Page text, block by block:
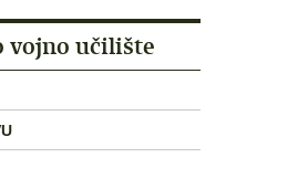
vojno učilište